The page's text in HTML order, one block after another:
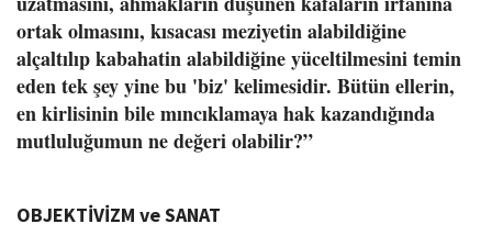
ortak olmasını, kısacası meziyetin alabildiğine
alçaltılıp kabahatin alabildiğine yüceltilmesini temin
eden tek şey yine bu 'biz' kelimesidir. Bütün ellerin,
en kirlisinin bile mıncıklamaya hak kazandığında
mutluluğumun ne değeri olabilir?”
OBJEKTİVİZM ve SANAT